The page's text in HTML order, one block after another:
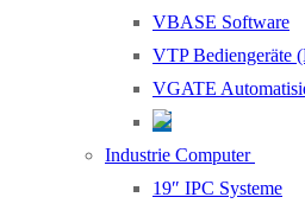
VBASE Software
VTP Bediengeräte
VGATE
Industrie Computer
19″ IPC Systeme